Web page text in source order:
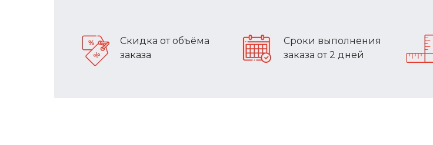
Скидка от объёма
заказа
Сроки выполнения
заказа от 2 дней